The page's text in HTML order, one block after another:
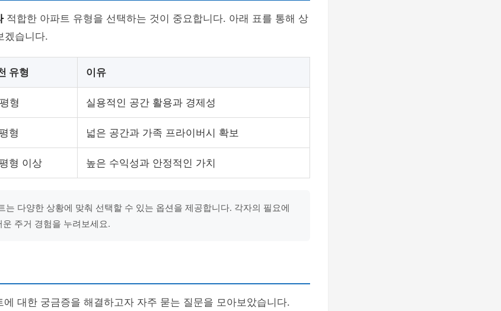
적합한 아파트 유형을 선택하는 것이 중요합니다. 아래 표를 통해 상
겠습니다.
유형 이유
형 실용적인 공간 활용과 경제성
형 넓은 공간과 가족 프라이버시 확보
형 이상 높은 수익성과 안정적인 가치
는 다양한 상황에 맞춰 선택할 수 있는 옵션을 제공합니다. 각자의 필요에
주거 경험을 누려보세요.
대한 궁금증을 해결하고자 자주 묻는 질문을 모아보았습니다.